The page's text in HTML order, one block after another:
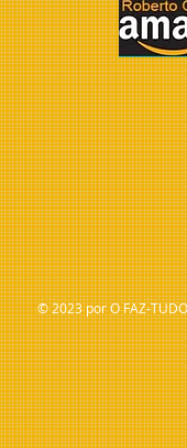
© 2023 por O FAZ-